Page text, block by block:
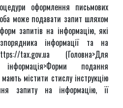
оформлення письмових
може подавати запит шляхом
запитів на інформацію, які
інформації та на
tax.gov.ua (Головна>Для
інформація>Форми подання
містити стислу інструкцію
запиту на інформацію, її